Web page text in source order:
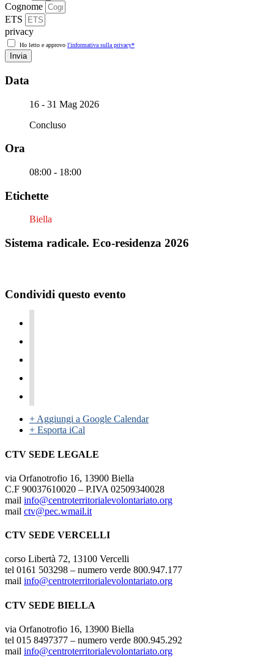
Cognome
ETS
privacy
Ho letto e approvo l'informativa sulla privacy*
Invia
Data
16 - 31 Mag 2026
Concluso
Ora
08:00 - 18:00
Etichette
Biella
Sistema radicale. Eco-residenza 2026
Condividi questo evento
+ Aggiungi a Google Calendar
+ Esporta iCal
CTV SEDE LEGALE
via Orfanotrofio 16, 13900 Biella
C.F 90037610020 – P.IVA 02509340028
mail info@centroterritorialevolontariato.org
mail ctv@pec.wmail.it
CTV SEDE VERCELLI
corso Libertà 72, 13100 Vercelli
tel 0161 503298 – numero verde 800.947.177
mail info@centroterritorialevolontariato.org
CTV SEDE BIELLA
via Orfanotrofio 16, 13900 Biella
tel 015 8497377 – numero verde 800.945.292
mail info@centroterritorialevolontariato.org